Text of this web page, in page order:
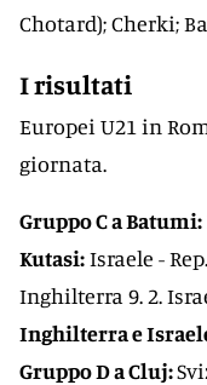
Chotard); Cherki;
I risultati
Europei U21 in
giornata.
Gruppo C a Batumi:
Kutasi:Israele -
Inghilterra 9. 2.
Inghilterra e
Gruppo D a Cluj: